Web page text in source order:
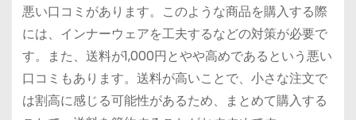
悪い口コミがあります。このような商品を購入する際
には、インナーウェアを工夫するなどの対策が必要で
す。また、送料が1,000円とやや高めであるという悪い
口コミもあります。送料が高いことで、小さな注文で
は割高に感じる可能性があるため、まとめて購入する